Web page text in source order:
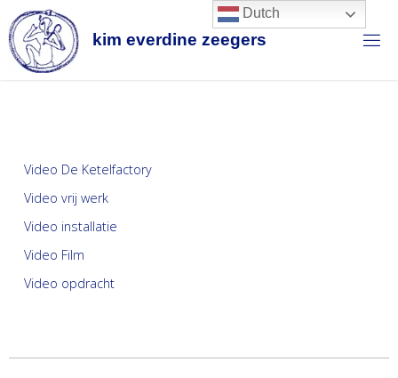
kim everd ine zeegers
Video De Ketelfactory
Video vrij werk
Video installatie
Video Film
Video opdracht
Dutch